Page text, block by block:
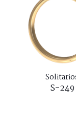
S-249